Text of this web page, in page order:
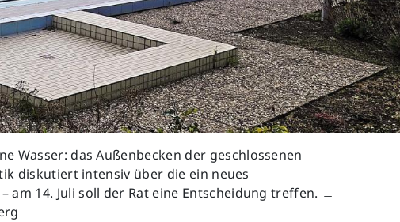
Wasser: das Außenbecken der geschlossenen
diskutiert intensiv über die ein neues
am 14. Juli soll der Rat eine Entscheidung treffen. ﹘